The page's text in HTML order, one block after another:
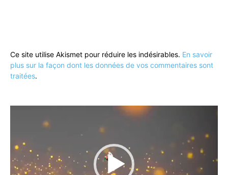
Ce site utilise Akismet pour réduire les indésirables. En savoir
plus sur la façon dont les données de vos commentaires sont
traitées.